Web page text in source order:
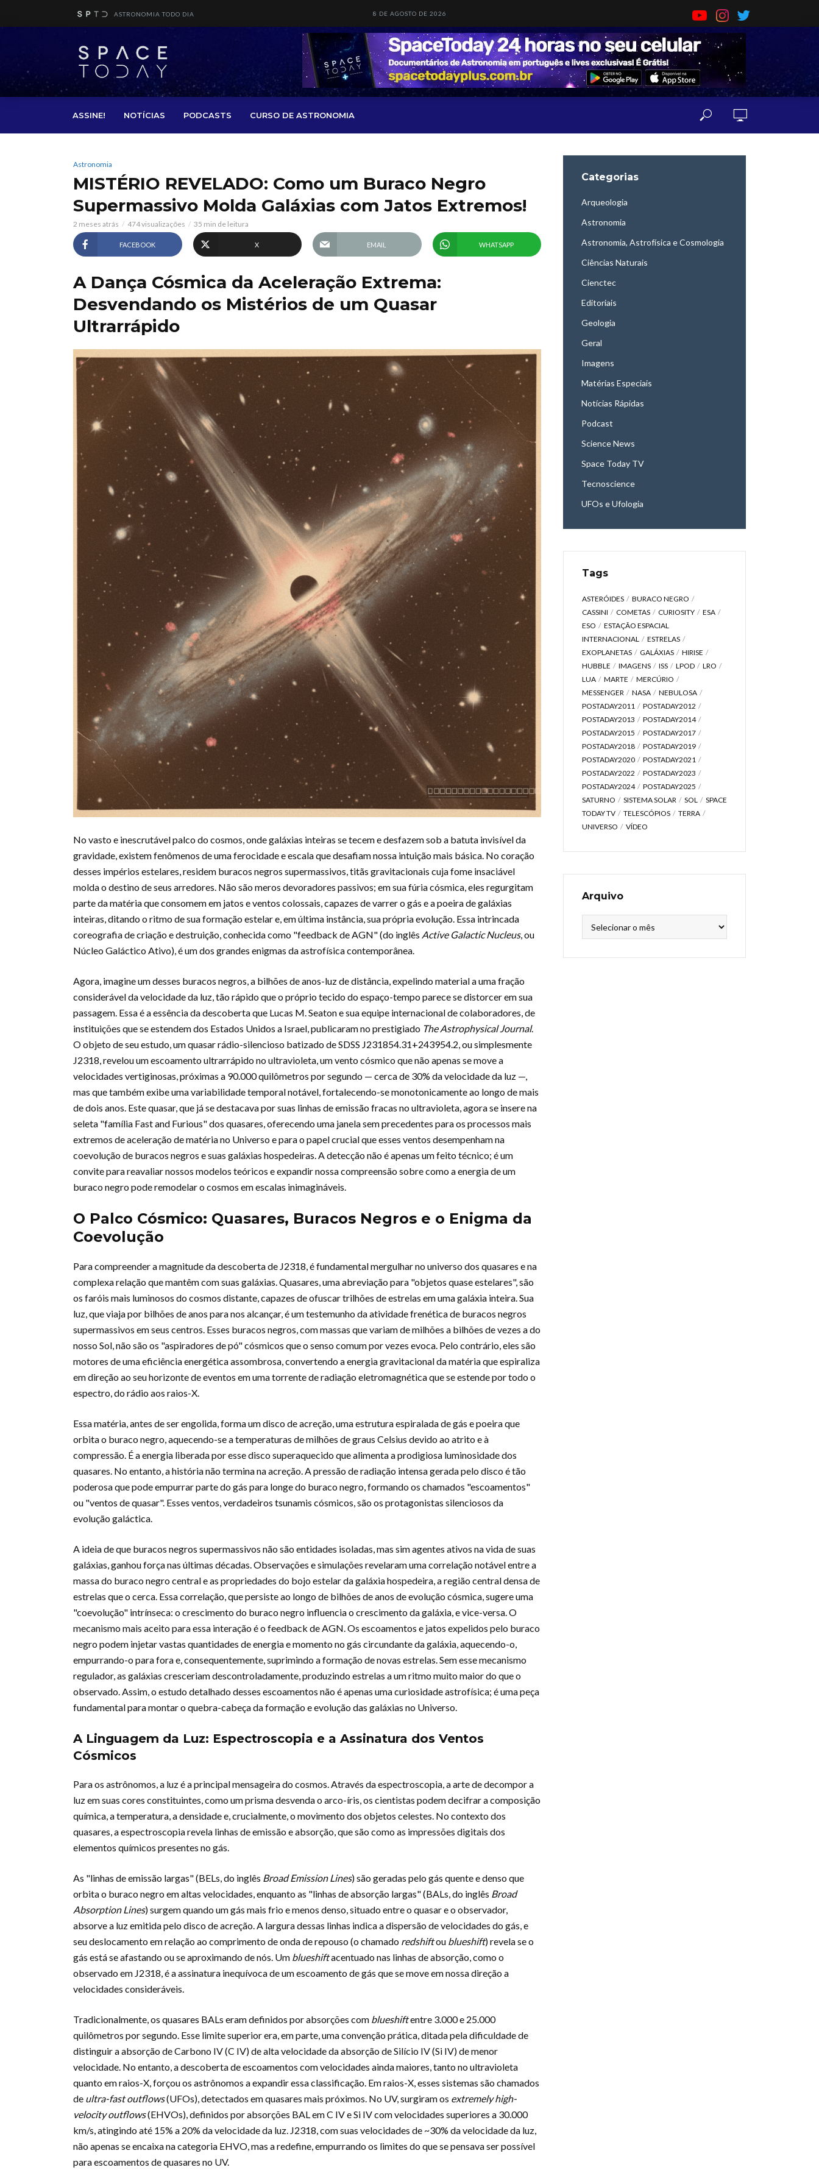
ASTRONOMIA TODO DIA 8 DE AGOSTO DE 2026
ASSINE! NOTÍCIAS PODCASTS CURSO DE ASTRONOMIA
Astronomia
MISTÉRIO REVELADO: Como um Buraco Negro
Supermassivo Molda Galáxias com Jatos Extremos!
2 meses atrás 474 visualizações 35 min de leitura
FACEBOOK X EMAIL WHATSAPP
A Dança Cósmica da Aceleração Extrema:
Desvendando os Mistérios de um Quasar
Ultrarrápido
No vasto e inescrutável palco do cosmos, onde galáxias inteiras se tecem e desfazem sob a batuta invisível da
gravidade, existem fenômenos de uma ferocidade e escala que desafiam nossa intuição mais básica. No coração
desses impérios estelares, residem buracos negros supermassivos, titãs gravitacionais cuja fome insaciável
molda o destino de seus arredores. Não são meros devoradores passivos; em sua fúria cósmica, eles regurgitam
parte da matéria que consomem em jatos e ventos colossais, capazes de varrer o gás e a poeira de galáxias
inteiras, ditando o ritmo de sua formação estelar e, em última instância, sua própria evolução. Essa intrincada
coreografia de criação e destruição, conhecida como "feedback de AGN" (do inglês Active Galactic Nucleus, ou
Núcleo Galáctico Ativo), é um dos grandes enigmas da astrofísica contemporânea.
Agora, imagine um desses buracos negros, a bilhões de anos-luz de distância, expelindo material a uma fração
considerável da velocidade da luz, tão rápido que o próprio tecido do espaço-tempo parece se distorcer em sua
passagem. Essa é a essência da descoberta que Lucas M. Seaton e sua equipe internacional de colaboradores, de
instituições que se estendem dos Estados Unidos a Israel, publicaram no prestigiado The Astrophysical Journal.
O objeto de seu estudo, um quasar rádio-silencioso batizado de SDSS J231854.31+243954.2, ou simplesmente
J2318, revelou um escoamento ultrarrápido no ultravioleta, um vento cósmico que não apenas se move a
velocidades vertiginosas, próximas a 90.000 quilômetros por segundo — cerca de 30% da velocidade da luz —,
mas que também exibe uma variabilidade temporal notável, fortalecendo-se monotonicamente ao longo de mais
de dois anos. Este quasar, que já se destacava por suas linhas de emissão fracas no ultravioleta, agora se insere na
seleta "família Fast and Furious" dos quasares, oferecendo uma janela sem precedentes para os processos mais
extremos de aceleração de matéria no Universo e para o papel crucial que esses ventos desempenham na
coevolução de buracos negros e suas galáxias hospedeiras. A detecção não é apenas um feito técnico; é um
convite para reavaliar nossos modelos teóricos e expandir nossa compreensão sobre como a energia de um
buraco negro pode remodelar o cosmos em escalas inimagináveis.
O Palco Cósmico: Quasares, Buracos Negros e o Enigma da
Coevolução
Para compreender a magnitude da descoberta de J2318, é fundamental mergulhar no universo dos quasares e na
complexa relação que mantêm com suas galáxias. Quasares, uma abreviação para "objetos quase estelares", são
os faróis mais luminosos do cosmos distante, capazes de ofuscar trilhões de estrelas em uma galáxia inteira. Sua
luz, que viaja por bilhões de anos para nos alcançar, é um testemunho da atividade frenética de buracos negros
supermassivos em seus centros. Esses buracos negros, com massas que variam de milhões a bilhões de vezes a do
nosso Sol, não são os "aspiradores de pó" cósmicos que o senso comum por vezes evoca. Pelo contrário, eles são
motores de uma eficiência energética assombrosa, convertendo a energia gravitacional da matéria que espiraliza
em direção ao seu horizonte de eventos em uma torrente de radiação eletromagnética que se estende por todo o
espectro, do rádio aos raios-X.
Essa matéria, antes de ser engolida, forma um disco de acreção, uma estrutura espiralada de gás e poeira que
orbita o buraco negro, aquecendo-se a temperaturas de milhões de graus Celsius devido ao atrito e à
compressão. É a energia liberada por esse disco superaquecido que alimenta a prodigiosa luminosidade dos
quasares. No entanto, a história não termina na acreção. A pressão de radiação intensa gerada pelo disco é tão
poderosa que pode empurrar parte do gás para longe do buraco negro, formando os chamados "escoamentos"
ou "ventos de quasar". Esses ventos, verdadeiros tsunamis cósmicos, são os protagonistas silenciosos da
evolução galáctica.
A ideia de que buracos negros supermassivos não são entidades isoladas, mas sim agentes ativos na vida de suas
galáxias, ganhou força nas últimas décadas. Observações e simulações revelaram uma correlação notável entre a
massa do buraco negro central e as propriedades do bojo estelar da galáxia hospedeira, a região central densa de
estrelas que o cerca. Essa correlação, que persiste ao longo de bilhões de anos de evolução cósmica, sugere uma
"coevolução" intrínseca: o crescimento do buraco negro influencia o crescimento da galáxia, e vice-versa. O
mecanismo mais aceito para essa interação é o feedback de AGN. Os escoamentos e jatos expelidos pelo buraco
negro podem injetar vastas quantidades de energia e momento no gás circundante da galáxia, aquecendo-o,
empurrando-o para fora e, consequentemente, suprimindo a formação de novas estrelas. Sem esse mecanismo
regulador, as galáxias cresceriam descontroladamente, produzindo estrelas a um ritmo muito maior do que o
observado. Assim, o estudo detalhado desses escoamentos não é apenas uma curiosidade astrofísica; é uma peça
fundamental para montar o quebra-cabeça da formação e evolução das galáxias no Universo.
A Linguagem da Luz: Espectroscopia e a Assinatura dos Ventos
Cósmicos
Para os astrônomos, a luz é a principal mensageira do cosmos. Através da espectroscopia, a arte de decompor a
luz em suas cores constituintes, como um prisma desvenda o arco-íris, os cientistas podem decifrar a composição
química, a temperatura, a densidade e, crucialmente, o movimento dos objetos celestes. No contexto dos
quasares, a espectroscopia revela linhas de emissão e absorção, que são como as impressões digitais dos
elementos químicos presentes no gás.
As "linhas de emissão largas" (BELs, do inglês Broad Emission Lines) são geradas pelo gás quente e denso que
orbita o buraco negro em altas velocidades, enquanto as "linhas de absorção largas" (BALs, do inglês Broad
Absorption Lines) surgem quando um gás mais frio e menos denso, situado entre o quasar e o observador,
absorve a luz emitida pelo disco de acreção. A largura dessas linhas indica a dispersão de velocidades do gás, e
seu deslocamento em relação ao comprimento de onda de repouso (o chamado redshiftou blueshift) revela se o
gás está se afastando ou se aproximando de nós. Um blueshiftacentuado nas linhas de absorção, como o
observado em J2318, é a assinatura inequívoca de um escoamento de gás que se move em nossa direção a
velocidades consideráveis.
Tradicionalmente, os quasares BALs eram definidos por absorções com blueshiftentre 3.000 e 25.000
quilômetros por segundo. Esse limite superior era, em parte, uma convenção prática, ditada pela dificuldade de
distinguir a absorção de Carbono IV (C IV) de alta velocidade da absorção de Silício IV (Si IV) de menor
velocidade. No entanto, a descoberta de escoamentos com velocidades ainda maiores, tanto no ultravioleta
quanto em raios-X, forçou os astrônomos a expandir essa classificação. Em raios-X, esses sistemas são chamados
de ultra-fast outflows(UFOs), detectados em quasares mais próximos. No UV, surgiram os extremely high-
velocity outflows(EHVOs), definidos por absorções BAL em C IV e Si IV com velocidades superiores a 30.000
km/s, atingindo até 15% a 20% da velocidade da luz. J2318, com suas velocidades de ~30% da velocidade da luz,
não apenas se encaixa na categoria EHVO, mas a redefine, empurrando os limites do que se pensava ser possível
para escoamentos de quasares no UV.
Categorias
Arqueologia
Astronomia
Astronomia, Astrofísica e Cosmologia
Ciências Naturais
Cienctec
Editoriais
Geologia
Geral
Imagens
Matérias Especiais
Notícias Rápidas
Podcast
Science News
Space Today TV
Tecnoscience
UFOs e Ufologia
Tags
ASTERÓIDES
BURACO NEGRO
CASSINI
COMETAS CURIOSITY
ESA
ESO
ESTAÇÃO ESPACIAL
INTERNACIONAL
ESTRELAS
EXOPLANETAS
GALÁXIAS
HIRISE
HUBBLE
IMAGENS ISS LPOD
LRO
LUA
MARTE
MERCÚRIO
MESSENGER
NASA
NEBULOSA
POSTADAY2011
POSTADAY2012
POSTADAY2013
POSTADAY2014
POSTADAY2015
POSTADAY2017
POSTADAY2018
POSTADAY2019
POSTADAY2020
POSTADAY2021
POSTADAY2022
POSTADAY2023
POSTADAY2024
POSTADAY2025
SATURNO
SISTEMA SOLAR SOL
SPACE
TODAY TV
TELESCÓPIOS
TERRA
UNIVERSO
VÍDEO
Arquivo